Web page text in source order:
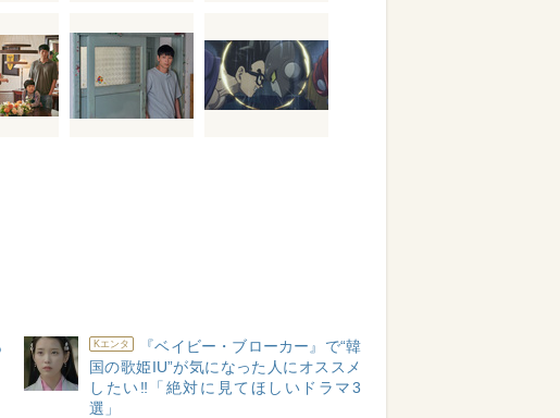
Kエンタ
『ベイビー・ブローカー』で“韓
国の歌姫IU”が気になった人にオススメ
したい‼「絶対に見てほしいドラマ3
選」